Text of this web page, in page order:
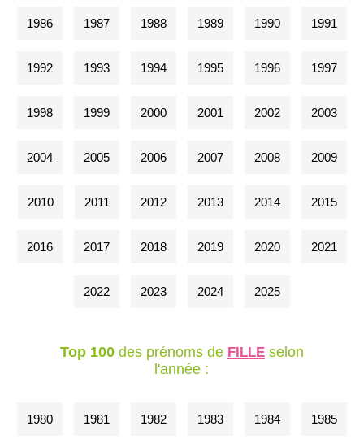
1986 1987 1988 1989 1990 1991
1992 1993 1994 1995 1996 1997
1998 1999 2000 2001 2002 2003
2004 2005 2006 2007 2008 2009
2010 2011 2012 2013 2014 2015
2016 2017 2018 2019 2020 2021
2022 2023 2024 2025
Top 100des prénoms de FILLEselon
l'année :
1980 1981 1982 1983 1984 1985